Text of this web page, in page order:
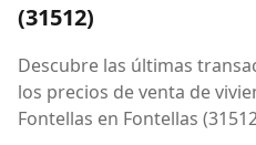
(31512)
Descubre las últimas
los precios de venta de
Fontellas en Fontellas